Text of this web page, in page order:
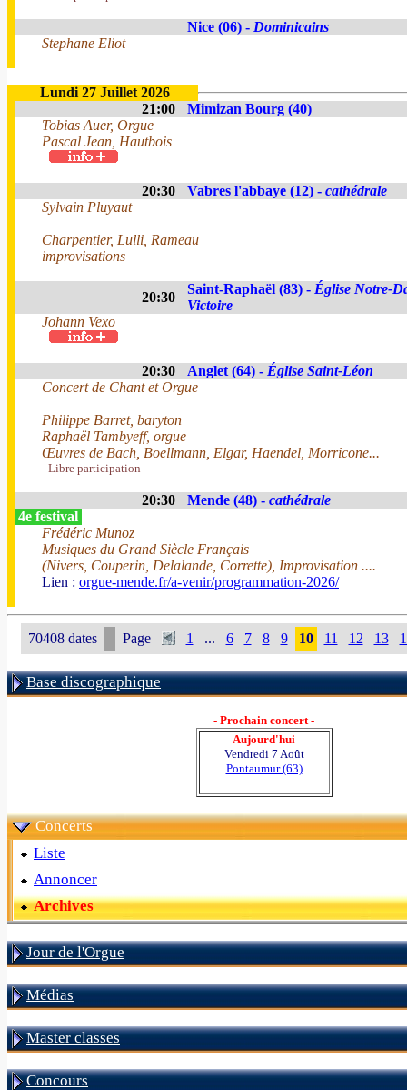
Nice (06) - Dominicains
Stephane Eliot
Lundi 27 Juillet 2026
21:00
Mimizan Bourg (40)
Tobias Auer, Orgue
Pascal Jean, Hautbois
20:30 Vabres l'abbaye (12) - cathédrale
Sylvain Pluyaut
Charpentier, Lulli, Rameau
improvisations
20:30
Saint-Raphaël (83) - Église Notre-
Victoire
Johann Vexo
20:30 Anglet (64) - Église Saint-Léon
Concert de Chant et Orgue
Philippe Barret, baryton
Raphaël Tambyeff, orgue
Œuvres de Bach, Boellmann, Elgar, Haendel, Morricone...
- Libre participation
20:30 Mende (48) - cathédrale
4e festival
Frédéric Munoz
Musiques du Grand Siècle Français
(Nivers, Couperin, Delalande, Corrette), Improvisation ....
Lien : orgue-mende.fr/a-venir/programmation-2026/
70408 dates Page 1 ... 6 7 8 9 10 11 12 13
Base discographique
- Prochain concert -
Aujourd'hui
Vendredi 7 Août
Pontaumur (63)
Concerts
Liste
Annoncer
Archives
Jour de l'Orgue
Médias
Master classes
Concours